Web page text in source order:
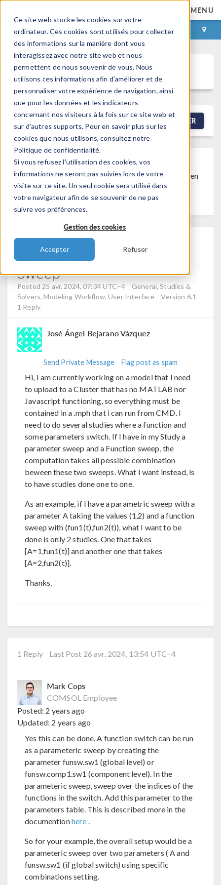
Ce site web stocke les cookies sur votre
ordinateur. Ces cookies sont utilisés pour collecter
des informations sur la manière dont vous
interagissez avec notre site web et nous
permettent de nous souvenir de vous. Nous
utilisons ces informations afin d'améliorer et de
personnaliser votre expérience de navigation, ainsi
que pour les données et les indicateurs
concernant nos visiteurs à la fois sur ce site web et
sur d'autres supports. Pour en savoir plus sur les
cookies que nous utilisons, consultez notre
Politique de confidentialité.
Si vous refusez l'utilisation des cookies, vos
informations ne seront pas suivies lors de votre
visite sur ce site. Un seul cookie sera utilisé dans
votre navigateur afin de se souvenir de ne pas
suivre vos préférences.
Gestion des cookies
Accepter Refuser
MENU
CONNEXION CONTACT
Discussion Forum
FILTRER
Discussion ClosedThis discussion was
created more than 6 months ago and has been
closed. To start a new discussion with a link
back to this one, click here.
Using Simultaneously A
Parametric And A Function
Sweep
Posted 25 avr. 2024, 07:34 UTC−4
General, Studies &
Solvers, Modeling Workflow, User Interface
Version 6.1
1 Reply
José Ángel Bejarano Vázquez
Send Private Message Flag post as spam
Hi, I am currently working on a model that I need
to upload to a Cluster that has no MATLAB nor
Javascript functioning, so everything must be
contained in a .mph that i can run from CMD. I
need to do several studies where a function and
some parameters switch. If I have in my Study a
parameter sweep and a Function sweep, the
computation takes all possible combination
beween these two sweeps. What I want instead, is
to have studies done one to one.
As an example, if I have a parametric sweep with a
parameter A taking the values (1,2) and a function
sweep with (fun1(t),fun2(t)), what I want to be
done is only 2 studies. One that takes
[A=1,fun1(t)] and another one that takes
[A=2,fun2(t)].
Thanks.
1 Reply Last Post 26 avr. 2024, 13:54 UTC−4
Mark Cops
COMSOL Employee
Posted: 2 years ago
Updated: 2 years ago
Yes this can be done. A function switch can be run
as a parameteric sweep by creating the
parameter funsw.sw1 (global level) or
funsw.comp1.sw1 (component level). In the
parameteric sweep, sweep over the indices of the
functions in the switch. Add this parameter to the
parameters table. This is described more in the
documentionhere
So for your example, the overall setup would be a
parameteric sweep over two parameters ( A and
funsw.sw1 (if global switch) using specific
combinations setting.